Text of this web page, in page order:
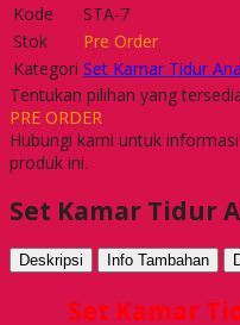
Kode
STA-7
Stok
Pre Order
Kategori Set Kamar Tidur
Tentukan pilihan yang
PRE ORDER
Hubungi kami untuk
produk ini.
Set Kamar Tidur
Deskripsi Info Tambahan
Set Kamar